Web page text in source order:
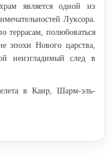
является одной из
Луксора.
террасам, полюбоваться
эпохи Нового царства,
неизгладимый след в
в Каир, Шарм-эль-